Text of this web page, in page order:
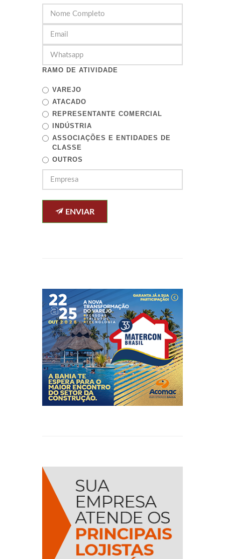
RAMO DE ATIVIDADE
VAREJO
ATACADO
REPRESENTANTE COMERCIAL
INDÚSTRIA
ASSOCIAÇÕES E ENTIDADES DE
CLASSE
OUTROS
ENVIAR